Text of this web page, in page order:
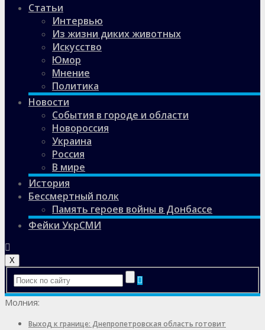
Статьи
Интервью
Из жизни диких животных
Искусство
Юмор
Мнение
Политика
Новости
События в городе и области
Новороссия
Украина
Россия
В мире
История
Бессмертный полк
Память героев войны в Донбассе
Фейки УкрСМИ
X
Молния:
Выход к границе: Днепропетровская область готовит